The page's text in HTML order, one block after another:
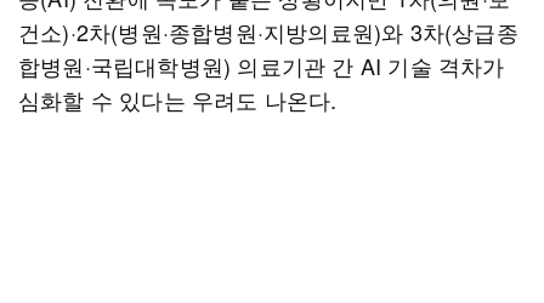
건소)·2차(병원·종합병원·지방의료원)와 3차(상급종
합병원·국립대학병원) 의료기관 간 AI 기술 격차가
심화할 수 있다는 우려도 나온다.